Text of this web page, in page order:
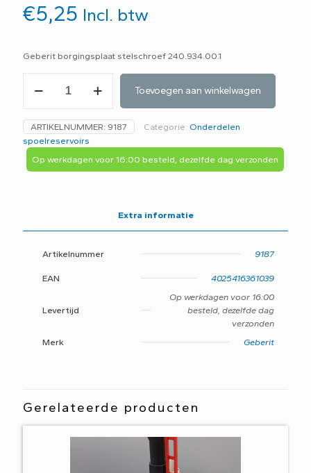
€5,25 Incl. btw
Geberit borgingsplaat stelschroef 240.934.00.1
borgingsplaat
240.934.00.1
-
D5E-
aantal
Toevoegen aan winkelwagen
ARTIKELNUMMER: 9187 Categorie: Onderdelen
spoelreservoirs
Op werkdagen voor 16:00 besteld, dezelfde dag verzonden
Extra informatie
Artikelnummer 9187
EAN 4025416361039
Levertijd
Op werkdagen voor 16:00
besteld, dezelfde dag
verzonden
Merk
Geberit
Gerelateerde producten